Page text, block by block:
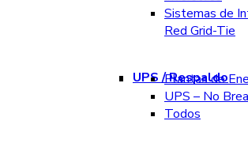
Sistemas de
Red Grid-Tie
UPS / Respaldo
Plantas de
UPS – No
Todos